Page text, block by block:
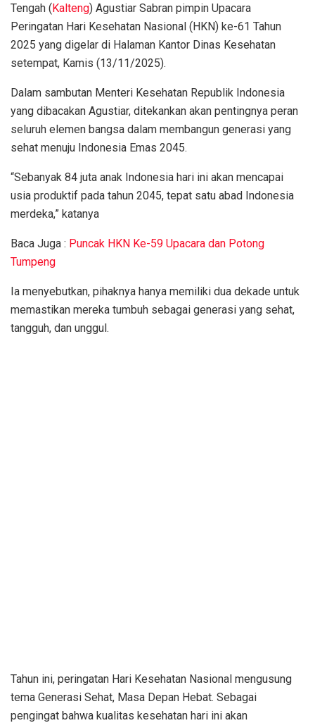
Tengah (Kalteng) Agustiar Sabran pimpin Upacara
Peringatan Hari Kesehatan Nasional (HKN) ke-61 Tahun
2025 yang digelar di Halaman Kantor Dinas Kesehatan
setempat, Kamis (13/11/2025).
Dalam sambutan Menteri Kesehatan Republik Indonesia
yang dibacakan Agustiar, ditekankan akan pentingnya peran
seluruh elemen bangsa dalam membangun generasi yang
sehat menuju Indonesia Emas 2045.
“Sebanyak 84 juta anak Indonesia hari ini akan mencapai
usia produktif pada tahun 2045, tepat satu abad Indonesia
merdeka,” katanya
Baca Juga : Puncak HKN Ke-59 Upacara dan Potong
Tumpeng
Ia menyebutkan, pihaknya hanya memiliki dua dekade untuk
memastikan mereka tumbuh sebagai generasi yang sehat,
tangguh, dan unggul.
Tahun ini, peringatan Hari Kesehatan Nasional mengusung
tema Generasi Sehat, Masa Depan Hebat. Sebagai
pengingat bahwa kualitas kesehatan hari ini akan